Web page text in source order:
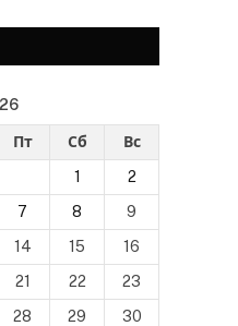
Пт Сб
Вс
1
2
7 8
9
14 15
16
21 22
23
28 29
30